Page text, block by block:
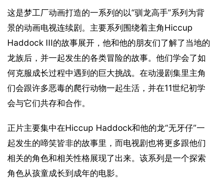
这是梦工厂动画打造的一系列的以“驯龙高手”系列为背
景的动画电视连续剧。主要系列围绕着主角Hiccup
Haddock III的故事展开，他和他的朋友们了解了当地的
龙族后，并一起发生的各类冒险的故事。他们学会了如
何克服成长过程中遇到的巨大挑战。在动漫剧集里主角
们会跟许多恶毒的爬行动物一起生活，并在11世纪初学
会与它们共存和合作。
正片主要集中在Hiccup Haddock和他的龙“无牙仔”一
起发生的啼笑皆非的故事里，而电视剧也将更多跟他们
相关的角色和相关性格展现了出来。该系列是一个探索
角色从孩童成长到成年的电影。